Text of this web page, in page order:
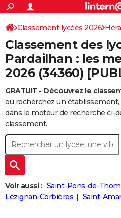
ACTUALITÉS
Politique
Société
Faits Divers
Education
Monde
Villes
+
SPORT
Coupe du monde 2026
Football
Tennis
Cyclisme
Rugby
Forum
CULTURE
Programme TV
TNT
Streaming
Cinéma
Sorties cinéma
Musique
+
FINANCE
Retraite
Impôts
Epargne
Immobilier
Risques naturels par ville
Banque
Assurance
Crédit
AUTO
Essais
Réserver un essai
Citadines
Berlines
SUV
Forum auto
+
HIGH-TECH
BRICOLAGE
Forum
Aménagement intérieur
Extérieur
Cuisine
Salle de bains
Jardinage
Rangement
+WEEK-END
Guides de France
Escapades
Patrimoine
Expositions
Musées
Week-end nature
+
LIFESTYLE
Art de vivre
Bien-être
Loisirs
Mode
Modes de vie
+SANTE
Classement lycées 2026
Classement des
Pardailhan : les
2026 (34360)
GRATUIT - Découvrez le
ou recherchez un
dans le moteur de recherche ci-
classement.
Voir aussi : Saint-Pons-de-
Lézignan-Corbières
Saint-